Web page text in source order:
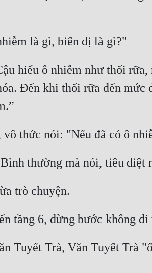
là gì, biến dị là gì?"
hiểu ô nhiễm như thối
Đến khi thối rữa đến
thức nói: "Nếu đã có ô
thường mà nói, tiêu diệt
trò chuyện.
tầng 6, dừng bước không
Tuyết Trà, Văn Tuyết Trà